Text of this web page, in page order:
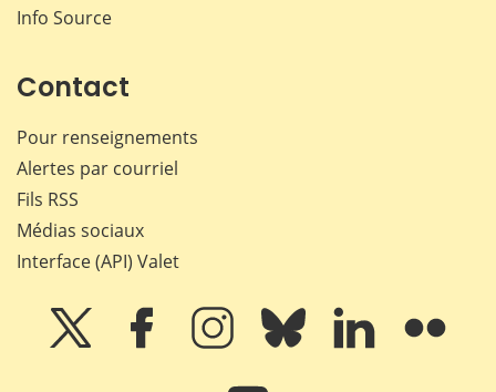
Info Source
Contact
Pour renseignements
Alertes par courriel
Fils RSS
Médias sociaux
Interface (API) Valet